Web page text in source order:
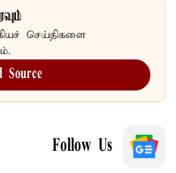
செய்திகளை
Source
Follow Us